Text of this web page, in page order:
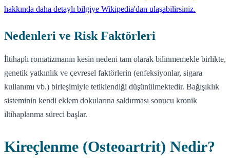
hakkında daha detaylı bilgiye Wikipedia'dan ulaşabilirsiniz.
Nedenleri ve Risk Faktörleri
İltihaplı romatizmanın kesin nedeni tam olarak bilinmemekle birlikte,
genetik yatkınlık ve çevresel faktörlerin (enfeksiyonlar, sigara
kullanımı vb.) birleşimiyle tetiklendiği düşünülmektedir. Bağışıklık
sisteminin kendi eklem dokularına saldırması sonucu kronik
iltihaplanma süreci başlar.
Kireçlenme (Osteoartrit) Nedir?